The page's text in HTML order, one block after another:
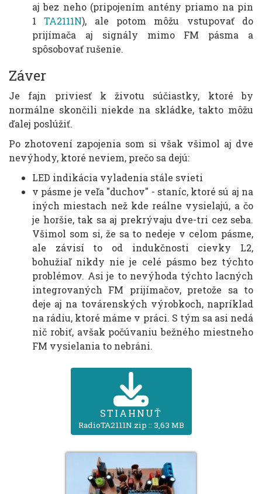
aj bez neho (pripojením antény priamo na pin
1TA2111N), ale potom môžu vstupovať do
prijímača aj signály mimo FM pásma a
spôsobovať rušenie.
Záver
Je fajn priviesť k životu súčiastky, ktoré by
normálne skončili niekde na skládke, takto môžu
ďalej poslúžiť.
Po zhotovení zapojenia som si však všimol aj dve
nevýhody, ktoré neviem, prečo sa dejú:
LED indikácia vyladenia stále svieti
v pásme je veľa "duchov" - staníc, ktoré sú aj na
iných miestach než kde reálne vysielajú, a čo
je horšie, tak sa aj prekrývaju dve-tri cez seba.
Všimol som si, že sa to nedeje v celom pásme,
ale závisí to od indukčnosti cievky L2,
bohužiaľ nikdy nie je celé pásmo bez týchto
problémov. Asi je to nevýhoda týchto lacných
integrovaných FM prijímačov, pretože sa to
deje aj na továrenských výrobkoch, napríklad
na rádiu, ktoré máme v práci. S tým sa asi nedá
nič robiť, avšak počúvaniu bežného miestneho
FM vysielania to nebráni.
STIAHNUŤ
RadioTA2111N.zip :: 3,63 MB